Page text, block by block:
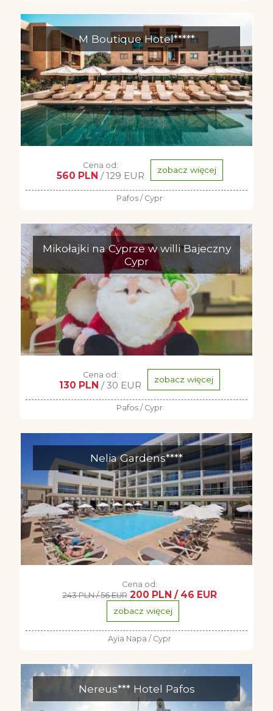
M Boutique Hotel*****
Cena od:
560 PLN / 129 EUR zobacz więcej
Pafos / Cypr
Mikołajki na Cyprze w willi Bajeczny
Cypr
Cena od:
130 PLN / 30 EUR zobacz więcej
Pafos / Cypr
Nelia Gardens****
Cena od:
243 PLN / 56 EUR 200 PLN / 46 EUR
zobacz więcej
Ayia Napa / Cypr
Nereus*** Hotel Pafos